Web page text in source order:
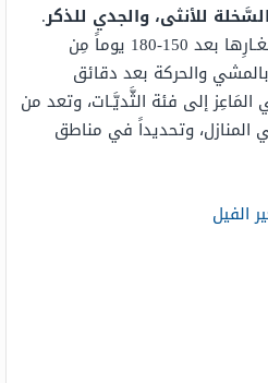
السَّخلة للأنثى، والجدي للذكر.
حيث إنَّ أنثَـى المَاعِـز تنـجِـب صِغـارِها بعد 150-180 يوماً مِن
والحركة بعد دقائق
إلى فئة الثَّديَّـات، وتعد من
المنازل، وتحديداً في مناطق
الفيل